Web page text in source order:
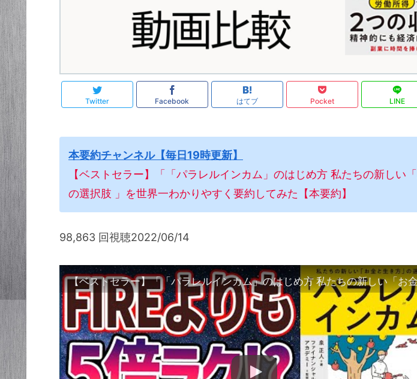
Twitter Facebook はてブ Pocket LINE
本要約チャンネル【毎日19時更新】
【ベストセラー】「「パラレルインカム」のはじめ方 私たちの新しい「
の選択肢 」を世界一わかりやすく要約してみた【本要約】
98,863 回視聴2022/06/14